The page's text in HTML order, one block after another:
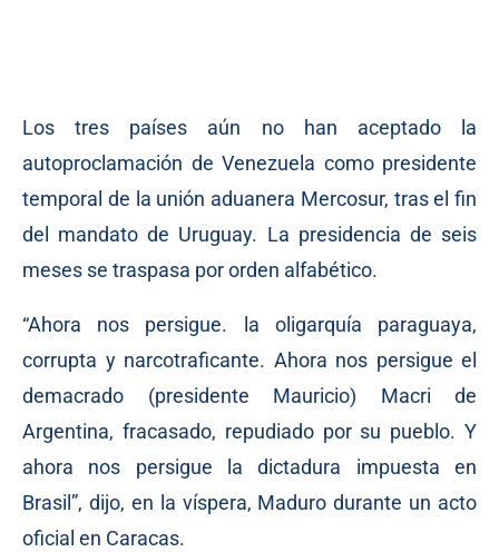
Los tres países aún no han aceptado la
autoproclamación de Venezuela como presidente
temporal de la unión aduanera Mercosur, tras el fin
del mandato de Uruguay. La presidencia de seis
meses se traspasa por orden alfabético.
“Ahora nos persigue. la oligarquía paraguaya,
corrupta y narcotraficante. Ahora nos persigue el
demacrado (presidente Mauricio) Macri de
Argentina, fracasado, repudiado por su pueblo. Y
ahora nos persigue la dictadura impuesta en
Brasil”, dijo, en la víspera, Maduro durante un acto
oficial en Caracas.